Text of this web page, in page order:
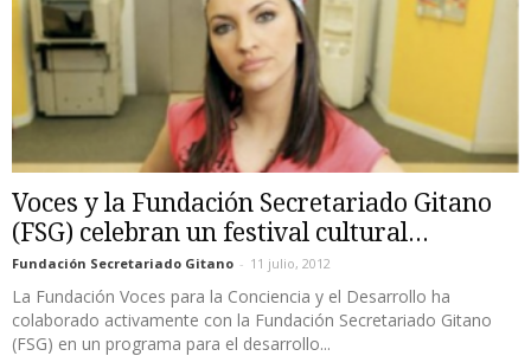
Voces y la Fundación Secretariado Gitano
(FSG) celebran un festival cultural...
Fundación Secretariado Gitano - 11 julio, 2012
La Fundación Voces para la Conciencia y el Desarrollo ha
colaborado activamente con la Fundación Secretariado Gitano
(FSG) en un programa para el desarrollo...